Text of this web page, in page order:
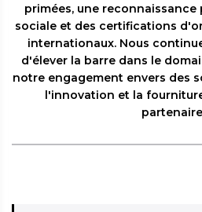
primées, une
sociale et des certifications
internationaux. Nous
d'élever la barre dans le
notre engagement envers des
l'innovation et la